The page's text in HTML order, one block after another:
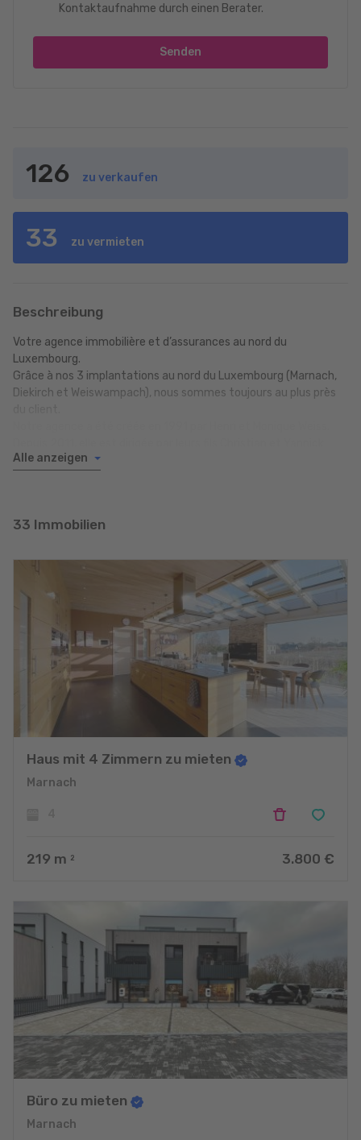
Kontaktaufnahme durch einen Berater.
Senden
126 zu verkaufen
33 zu vermieten
Beschreibung
Votre agence immobilière et d’assurances au nord du
Luxembourg.
Grâce à nos 3 implantations au nord du Luxembourg (Marnach,
Diekirch et Weiswampach), nous sommes toujours au plus près
Weiss, qui s’impliquent personnellement dans le suivi quotidien
proposer la solution qui vous correspond.
Alle anzeigen
33 Immobilien
Haus mit 4 Zimmern zu mieten
Marnach
219 m 2 3.800 €
Büro zu mieten
Marnach